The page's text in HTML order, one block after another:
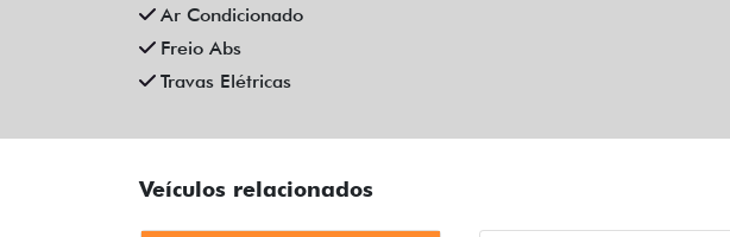
Ar Condicionado
Freio Abs
Travas Elétricas
Veículos relacionados